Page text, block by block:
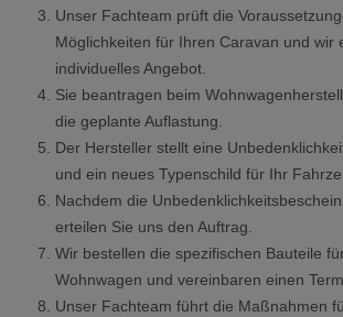
Unser Fachteam prüft die
Möglichkeiten für Ihren Caravan und wir
individuelles Angebot.
Sie beantragen beim
die geplante Auflastung.
Der Hersteller stellt eine
und ein neues Typenschild für Ihr
Nachdem die
erteilen Sie uns den Auftrag.
Wir bestellen die spezifischen Bauteile
Wohnwagen und vereinbaren einen
Unser Fachteam führt die Maßnahmen